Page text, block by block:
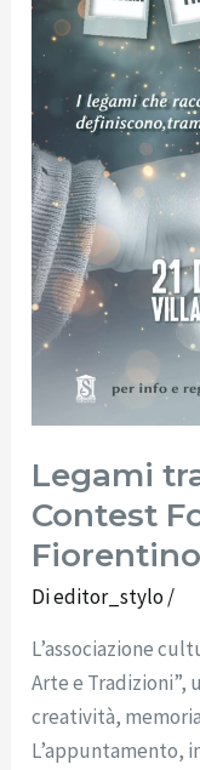
Legami
Contest
Fiorentino
Dieditor_stylo/
L’associazione
Arte e Tradizioni”,
creatività,
L’appuntamento,
Contest
Fotografico
Villa
Fiorentino